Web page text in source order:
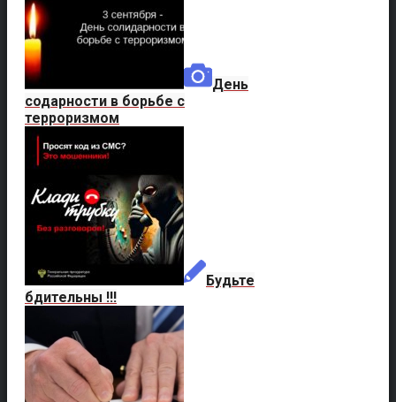
День
содарности в борьбе с
терроризмом
Будьте
бдительны !!!